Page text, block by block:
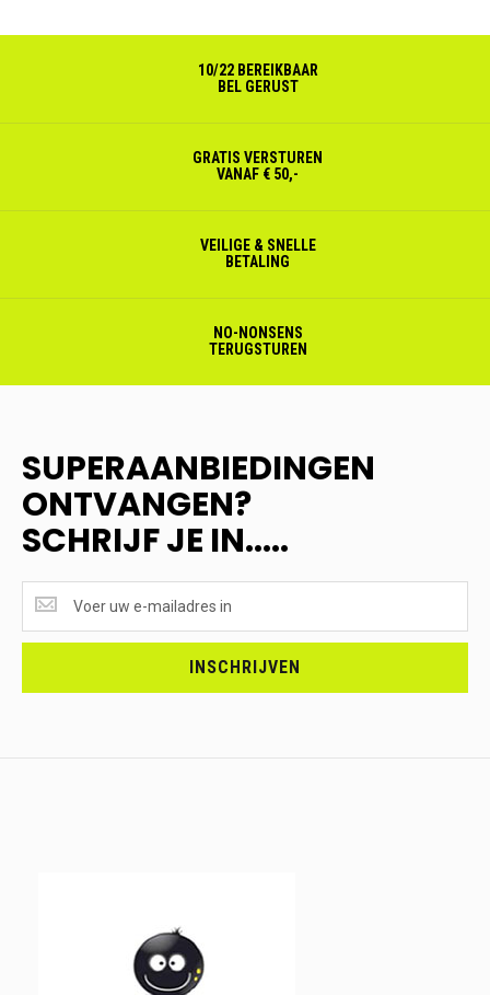
10/22 BEREIKBAAR
BEL GERUST
GRATIS VERSTUREN
VANAF € 50,-
VEILIGE & SNELLE
BETALING
NO-NONSENS
TERUGSTUREN
SUPERAANBIEDINGEN
ONTVANGEN?
SCHRIJF JE IN.....
ONTVANGEN?
<br>SCHRIJF
INSCHRIJVEN